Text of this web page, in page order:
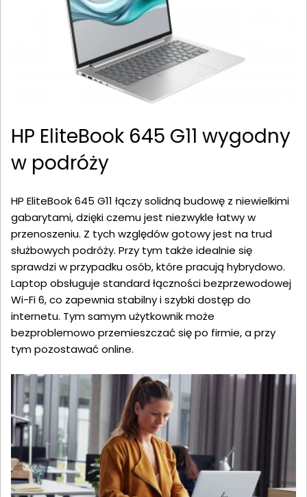
HP EliteBook 645 G11 wygodny
w podróży
HP EliteBook 645 G11 łączy solidną budowę z niewielkimi
gabarytami, dzięki czemu jest niezwykle łatwy w
przenoszeniu. Z tych względów gotowy jest na trud
służbowych podróży. Przy tym także idealnie się
sprawdzi w przypadku osób, które pracują hybrydowo.
Laptop obsługuje standard łączności bezprzewodowej
Wi-Fi 6, co zapewnia stabilny i szybki dostęp do
internetu. Tym samym użytkownik może
bezproblemowo przemieszczać się po firmie, a przy
tym pozostawać online.